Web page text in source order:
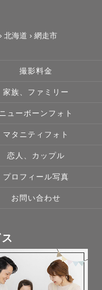
› 北海道 › 網走市
撮影料金
家族、ファミリー
ニューボーンフォト
マタニティフォト
恋人、カップル
プロフィール写真
お問い合わせ